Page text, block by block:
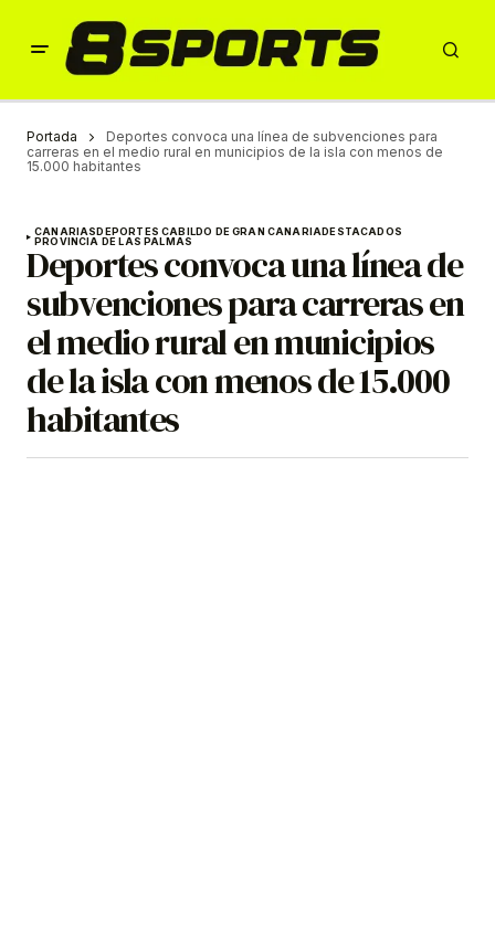
Portada
Deportes convoca una línea de subvenciones para
carreras en el medio rural en municipios de la isla con menos de
15.000 habitantes
CANARIASDEPORTES CABILDO DE GRAN CANARIADESTACADOS
PROVINCIA DE LAS PALMAS
Deportes convoca una línea de
subvenciones para carreras en
el medio rural en municipios
de la isla con menos de 15.000
habitantes